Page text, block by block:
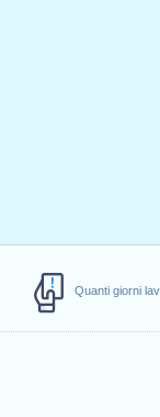
Quanti giorni